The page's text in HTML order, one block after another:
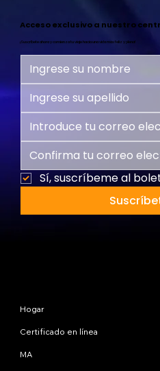
Acceso exclusivo a nuestro
¡Suscríbete ahora y comienza tu viaje hacia una vida más feliz y plena!
Sí, suscríbeme al
Hogar
Certificado en línea
MA